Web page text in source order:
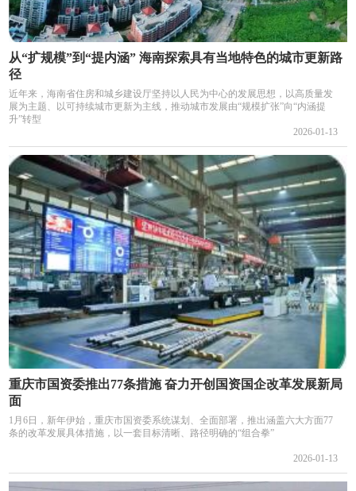
从“扩规模”到“提内涵” 海南探索具有当地特色的城市更新路
径
近年来，海南省住房和城乡建设厅坚持以人民为中心的发展思想，以高质量发
展为主题、以可持续城市更新为主线，推动城市发展由“规模扩张”向“内涵提
升”转型
2026-01-13
重庆市国资委推出77条措施 奋力开创国资国企改革发展新局
面
1月6日，新年伊始，重庆市国资委系统谋划、全面部署，推出涵盖六大方面77
条的改革发展具体措施，以一套目标清晰、路径明确的“组合拳”
2026-01-13